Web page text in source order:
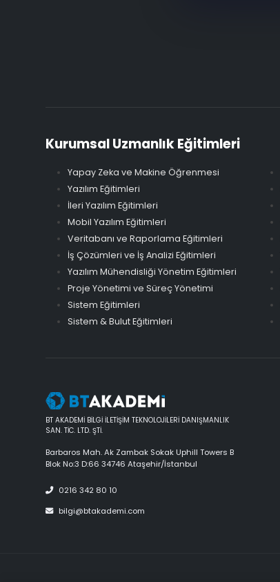
Kurumsal Uzmanlık Eğitimleri
Yapay Zeka ve Makine Öğrenmesi
Yazılım Eğitimleri
İleri Yazılım Eğitimleri
Mobil Yazılım Eğitimleri
Veritabanı ve Raporlama Eğitimleri
İş Çözümleri ve İş Analizi Eğitimleri
Yazılım Mühendisliği Yönetim Eğitimleri
Proje Yönetimi ve Süreç Yönetimi
Sistem Eğitimleri
Sistem & Bulut Eğitimleri
BT AKADEMİ BİLGİ İLETİŞİM TEKNOLOJİLERİ DANIŞMANLIK
SAN. TİC. LTD. ŞTİ.
Barbaros Mah. Ak Zambak Sokak Uphill Towers B
Blok No:3 D:66 34746 Ataşehir/İstanbul
0216 342 80 10
bilgi@btakademi.com